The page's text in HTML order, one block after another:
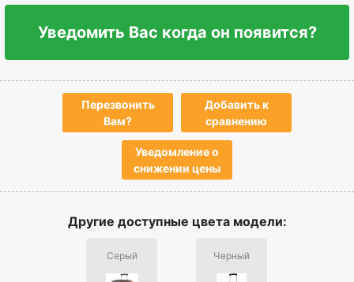
Уведомить Вас когда он появится?
Перезвонить
Вам?
Добавить к
сравнению
Уведомление о
снижении цены
Другие доступные цвета модели:
Серый Черный